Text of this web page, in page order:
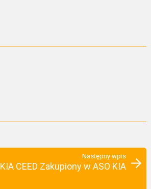
Następny wpis
KIA CEED Zakupiony w ASO KIA